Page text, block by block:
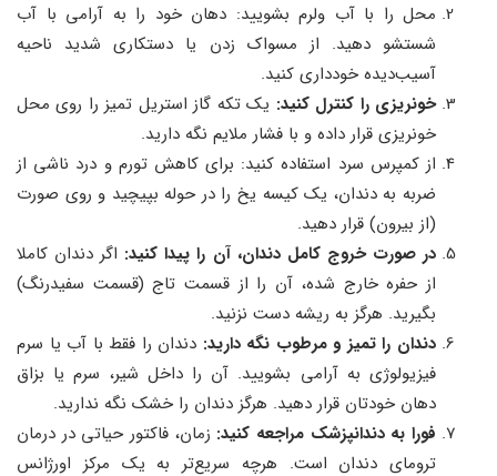
محل را با آب ولرم بشویید: دهان خود را به آرامی با آب
شستشو دهید. از مسواک زدن یا دستکاری شدید ناحیه
آسیب‌دیده خودداری کنید.
خونریزی را کنترل کنید: یک تکه گاز استریل تمیز را روی محل
خونریزی قرار داده و با فشار ملایم نگه دارید.
از کمپرس سرد استفاده کنید: برای کاهش تورم و درد ناشی از
ضربه به دندان، یک کیسه یخ را در حوله بپیچید و روی صورت
(از بیرون) قرار دهید.
در صورت خروج کامل دندان، آن را پیدا کنید: اگر دندان کاملا
از حفره خارج شده، آن را از قسمت تاج (قسمت سفیدرنگ)
بگیرید. هرگز به ریشه دست نزنید.
دندان را تمیز و مرطوب نگه دارید: دندان را فقط با آب یا سرم
فیزیولوژی به آرامی بشویید. آن را داخل شیر، سرم یا بزاق
دهان خودتان قرار دهید. هرگز دندان را خشک نگه ندارید.
فورا به دندانپزشک مراجعه کنید: زمان، فاکتور حیاتی در درمان
ترومای دندان است. هرچه سریع‌تر به یک مرکز اورژانس